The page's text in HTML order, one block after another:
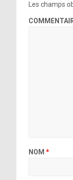
Les champs
NOM *